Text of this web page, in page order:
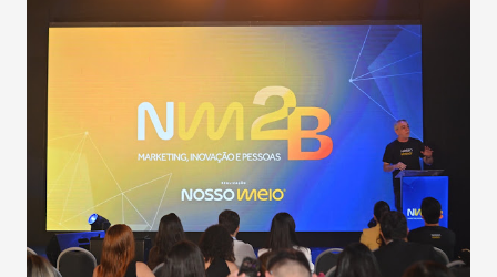
população suspeita e de cuidados com os ambientes
públicos e domiciliares. “Nós não estamos vivendo uma
epidemia comum, como temos em todos os anos, com
aumento de casos de dengue, influenza ou H1N1. Trata-se
de uma epidemia com um vírus diferente, com um poder de
contaminação maior que outros coronavírus”, apontou o
secretário. Segundo ele, é uma epidemia com chance de
contaminação alta, podendo gerar um grande risco à
população e ao sistema de saúde. “Precisamos saber fazer a